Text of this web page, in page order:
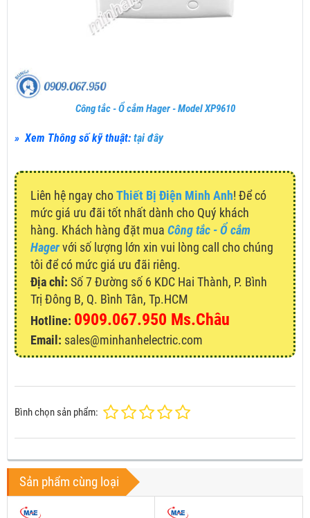
Công tắc - Ổ cắm Hager - Model XP9610
» Xem Thông số kỹ thuật: tại đây
Liên hệ ngay choThiết Bị Điện Minh Anh! Để có
mức giá ưu đãi tốt nhất dành cho Quý khách
hàng. Khách hàng đặt mua Công tắc - Ổ cắm
Hagervới số lượng lớn xin vui lòng call cho chúng
tôi để có mức giá ưu đãi riêng.
Địa chỉ: Số 7 Đường số 6 KDC Hai Thành, P. Bình
Trị Đông B, Q. Bình Tân, Tp.HCM
Hotline: 0909.067.950 Ms.Châu
Email: sales@minhanhelectric.com
Bình chọn sản phẩm:
Sản phẩm cùng loại